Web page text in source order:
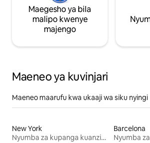
Maegesho ya bila
malipo kwenye
majengo
Maeneo ya kuvinjari
Maeneo maarufu kwa ukaaji wa siku nyingi
New York
Nyumba za kupanga kuanzia mwezi mmoja
Barcelona